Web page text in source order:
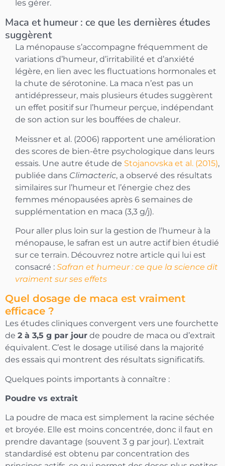
les gérer.
Maca et humeur : ce que les dernières études
suggèrent
La ménopause s’accompagne fréquemment de
variations d’humeur, d’irritabilité et d’anxiété
légère, en lien avec les fluctuations hormonales et
la chute de sérotonine. La maca n’est pas un
antidépresseur, mais plusieurs études suggèrent
un effet positif sur l’humeur perçue, indépendant
de son action sur les bouffées de chaleur.
Meissner et al. (2006) rapportent une amélioration
des scores de bien-être psychologique dans leurs
essais. Une autre étude de Stojanovska et al. (2015),
publiée dans Climacteric, a observé des résultats
similaires sur l’humeur et l’énergie chez des
femmes ménopausées après 6 semaines de
supplémentation en maca (3,3 g/j).
Pour aller plus loin sur la gestion de l’humeur à la
ménopause, le safran est un autre actif bien étudié
sur ce terrain. Découvrez notre article qui lui est
consacré : Safran et humeur : ce que la science dit
vraiment sur ses effets
Quel dosage de maca est vraiment
efficace ?
Les études cliniques convergent vers une fourchette
de 2 à 3,5 g par jour de poudre de maca ou d’extrait
équivalent. C’est le dosage utilisé dans la majorité
des essais qui montrent des résultats significatifs.
Quelques points importants à connaître :
Poudre vs extrait
La poudre de maca est simplement la racine séchée
et broyée. Elle est moins concentrée, donc il faut en
prendre davantage (souvent 3 g par jour). L’extrait
standardisé est obtenu par concentration des